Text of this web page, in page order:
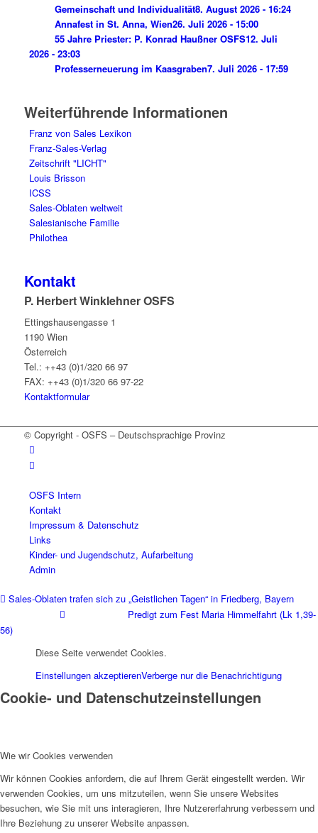
Gemeinschaft und Individualität8. August 2026 - 16:24
Annafest in St. Anna, Wien26. Juli 2026 - 15:00
55 Jahre Priester: P. Konrad Haußner OSFS12. Juli
2026 - 23:03
Professerneuerung im Kaasgraben7. Juli 2026 - 17:59
Weiterführende Informationen
Franz von Sales Lexikon
Franz-Sales-Verlag
Zeitschrift "LICHT"
Louis Brisson
ICSS
Sales-Oblaten weltweit
Salesianische Familie
Philothea
Kontakt
P. Herbert Winklehner OSFS
Ettingshausengasse 1
1190 Wien
Österreich
Tel.: ++43 (0)1/320 66 97
FAX: ++43 (0)1/320 66 97-22
Kontaktformular
© Copyright - OSFS – Deutschsprachige Provinz
OSFS Intern
Kontakt
Impressum & Datenschutz
Links
Kinder- und Jugendschutz, Aufarbeitung
Admin
Sales-Oblaten trafen sich zu „Geistlichen Tagen“ in Friedberg, Bayern
Predigt zum Fest Maria Himmelfahrt (Lk 1,39-
56)
Diese Seite verwendet Cookies.
Einstellungen akzeptierenVerberge nur die Benachrichtigung
Cookie- und Datenschutzeinstellungen
Wie wir Cookies verwenden
Wir können Cookies anfordern, die auf Ihrem Gerät eingestellt werden. Wir
verwenden Cookies, um uns mitzuteilen, wenn Sie unsere Websites
besuchen, wie Sie mit uns interagieren, Ihre Nutzererfahrung verbessern und
Ihre Beziehung zu unserer Website anpassen.